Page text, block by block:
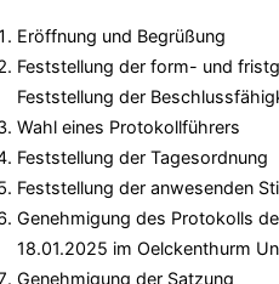
Eröffnung und Begrüßung
Feststellung der form- und
Feststellung der
Wahl eines Protokollführers
Feststellung der Tagesordnung
Feststellung der anwesenden
Genehmigung des Protokolls
18.01.2025 im Oelckenthurm
Genehmigung der Satzung